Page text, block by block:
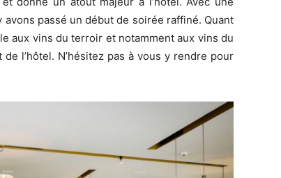
passé un début de soirée raffiné. Quant
aux vins du terroir et notamment aux vins du
l’hôtel. N’hésitez pas à vous y rendre pour